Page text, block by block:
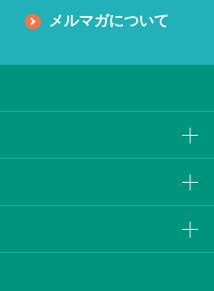
メルマガについて